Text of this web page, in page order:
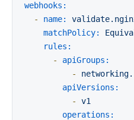
webhooks:
-
name:
matchPolicy:
rules:
-
apiGroups:
-
apiVersions:
-
v1
operations: